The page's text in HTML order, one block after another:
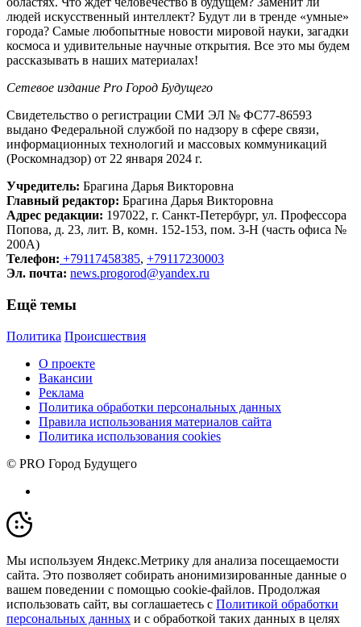
людей искусственный интеллект? Будут ли в тренде «умные»
города? Самые любопытные новости мировой науки, загадки
космоса и удивительные научные открытия. Все это мы будем
рассказывать в наших материалах!
Сетевое издание Рrо Город Будущего
Свидетельство о регистрации СМИ ЭЛ № ФС77-86593
выдано Федеральной службой по надзору в сфере связи,
информационных технологий и массовых коммуникаций
(Роскомнадзор) от 22 января 2024 г.
Учредитель: Брагина Дарья Викторовна
Главный редактор: Брагина Дарья Викторовна
Адрес редакции: 197022, г. Санкт-Петербург, ул. Профессора
Попова, д. 23, лит. В, комн. 152-153, пом. 3-Н (часть офиса №
200А)
Телефон: +79117458385, +79117230003
Эл. почта: news.progorod@yandex.ru
Ещё темы
Политика Происшествия
О проекте
Вакансии
Реклама
Политика обработки персональных данных
Правила использования материалов сайта
Политика использования cookies
© PRO Город Будущего
Мы используем Яндекс.Метрику для анализа посещаемости
сайта. Это позволяет собирать анонимизированные данные о
вашем поведении с помощью cookie-файлов. Продолжая
использовать сайт, вы соглашаетесь с Политикой обработки
персональных данных и с обработкой таких данных в целях